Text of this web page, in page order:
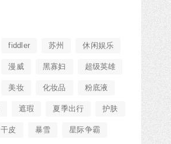
fiddler 苏州 休闲娱乐
漫威 黑寡妇 超级英雄
美妆 化妆品 粉底液
遮瑕 夏季出行 护肤
干皮 暴雪 星际争霸